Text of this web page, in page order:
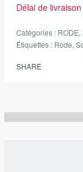
Délai de
Catégories : RODE,
Étiquettes : Rode,
SHARE